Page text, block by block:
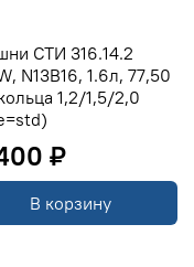
СТИ 316.14.2
N13B16, 1.6л, 77,50
1,2/1,5/2,0
₽
В корзину